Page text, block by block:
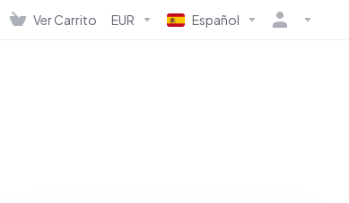
Ver Carrito EUR Español